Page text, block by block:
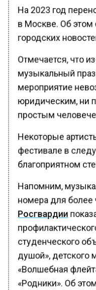
На 2023 год
в Москве. Об этом
городских
Отмечается, что
музыкальный
мероприятие
юридическим, ни
простым
Некоторые
фестивале в
благоприятном
Напомним,
номера для
Росгвардии
студенческого
душой», детского
«Волшебная
«Родники». Об